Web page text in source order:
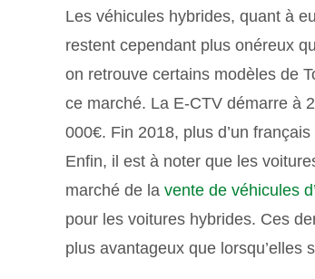
Les véhicules hybrides, quant à
restent cependant plus onéreux
on retrouve certains modèles de
ce marché. La E-CTV démarre à
000€. Fin 2018, plus d’un
Enfin, il est à noter que les
marché de la vente de véhicules
pour les voitures hybrides. Ces
plus avantageux que lorsqu’elles